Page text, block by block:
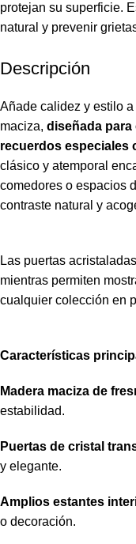
protejan su superficie.
natural y prevenir
Descripción
Añade calidez y estilo
maciza, diseñada
recuerdos especiales
clásico y atemporal
comedores o espacios
contraste natural y
Las puertas
mientras permiten
cualquier colección en
Características
Madera maciza de
estabilidad.
Puertas de cristal
y elegante.
Amplios estantes
o decoración.